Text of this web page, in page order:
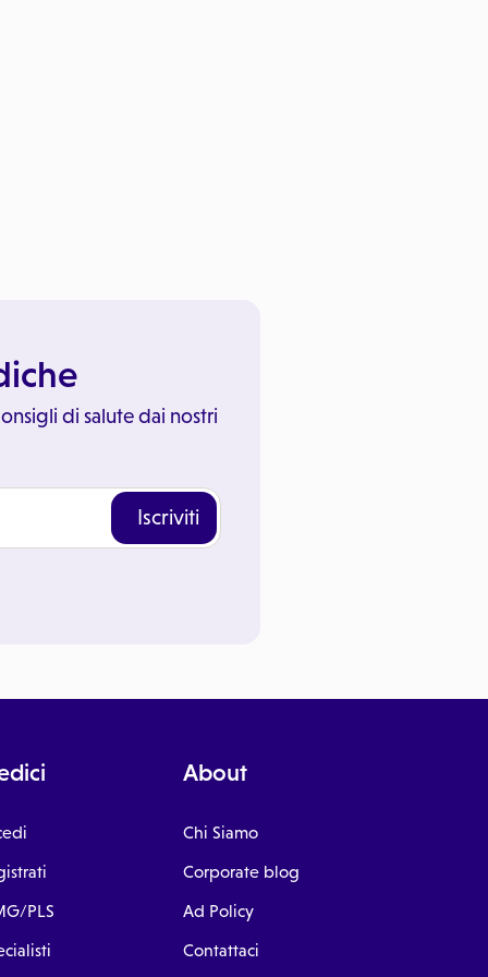
di salute dai nostri
Iscriviti
PLS
About
Chi Siamo
Corporate blog
Ad Policy
Contattaci